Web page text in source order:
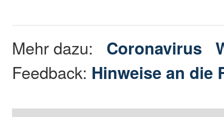
Mehr dazu: Coronavirus
Feedback: Hinweise an die